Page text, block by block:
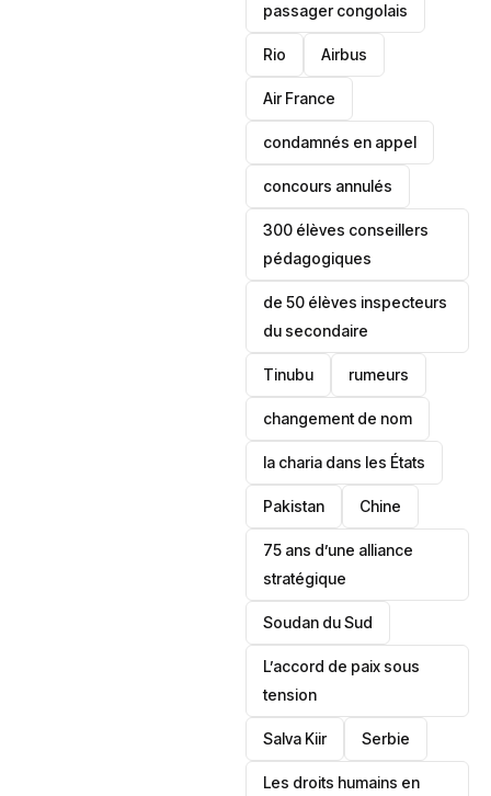
passager congolais
Rio Airbus
Air France
condamnés en appel
concours annulés
300 élèves conseillers
pédagogiques
de 50 élèves inspecteurs
du secondaire
Tinubu rumeurs
changement de nom
la charia dans les États
‎Pakistan Chine
75 ans d’une alliance
stratégique
‎Soudan du Sud
L’accord de paix sous
tension
Salva Kiir ‎Serbie
Les droits humains en